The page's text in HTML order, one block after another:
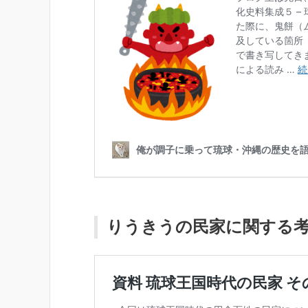
りうきうの民家に関する